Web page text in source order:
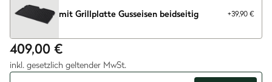
mit Grillplatte Gusseisen beidseitig +39,90 €
409,00 €
inkl. gesetzlich geltender MwSt.